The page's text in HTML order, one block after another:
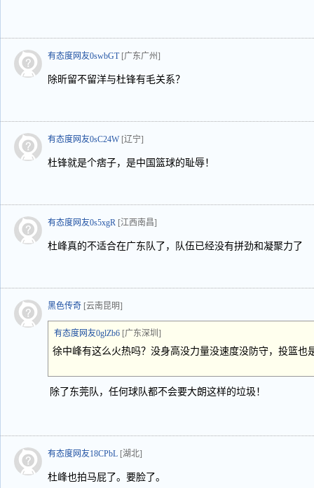
有态度网友0swbGT [广东广州]
除昕留不留洋与杜锋有毛关系？
有态度网友0sC24W [辽宁]
杜锋就是个痞子，是中国篮球的耻辱！
有态度网友0s5xgR [江西南昌]
杜峰真的不适合在广东队了，队伍已经没有拼劲和凝聚力了
黑色传奇 [云南昆明]
有态度网友0glZb6 [广东深圳]
徐中峰有这么火热吗？没身高没力量没速度没防守，投篮也
除了东莞队，任何球队都不会要大朗这样的垃圾！
有态度网友18CPbL [湖北]
杜峰也拍马屁了。要脸了。